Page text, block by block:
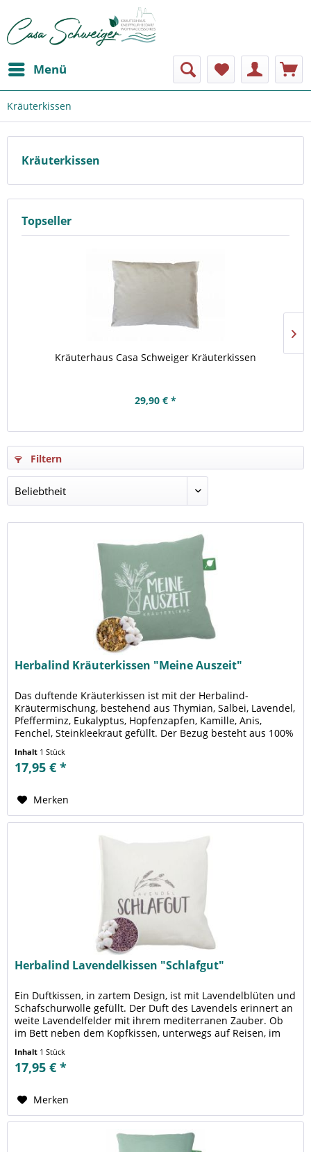
Menü
Kräuterkissen
Kräuterkissen
Topseller
Kräuterhaus Casa Schweiger Kräuterkissen
29,90 € *
Filtern
Herbalind Kräuterkissen "Meine Auszeit"
Das duftende Kräuterkissen ist mit der Herbalind-
Kräutermischung, bestehend aus Thymian, Salbei, Lavendel,
Pfefferminz, Eukalyptus, Hopfenzapfen, Kamille, Anis,
Fenchel, Steinkleekraut gefüllt. Der Bezug besteht aus 100%
Inhalt 1 Stück
17,95 € *
Merken
Herbalind Lavendelkissen "Schlafgut"
Ein Duftkissen, in zartem Design, ist mit Lavendelblüten und
Schafschurwolle gefüllt. Der Duft des Lavendels erinnert an
weite Lavendelfelder mit ihrem mediterranen Zauber. Ob
im Bett neben dem Kopfkissen, unterwegs auf Reisen, im
Inhalt 1 Stück
17,95 € *
Merken